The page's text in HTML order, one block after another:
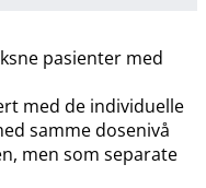
pasienter med
med de individuelle
samme dosenivå
men som separate